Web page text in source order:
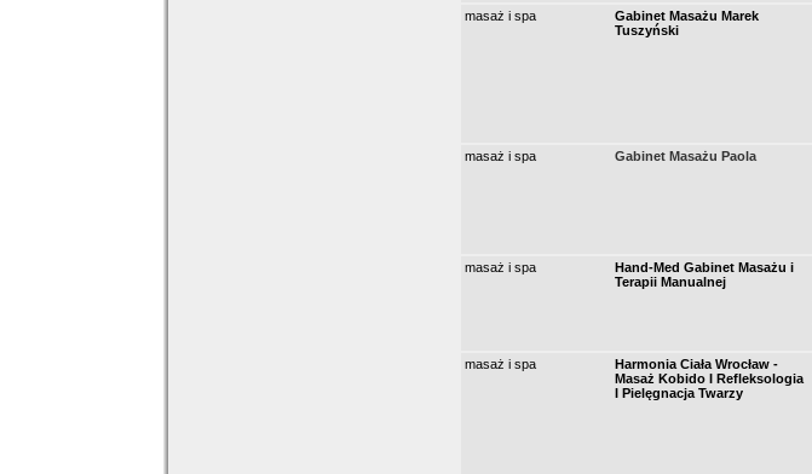
masaż i spa
Gabinet Masażu Marek
Tuszyński
masaż i spa
Gabinet Masażu Paola
masaż i spa
Hand-Med Gabinet Masażu i
Terapii Manualnej
masaż i spa
Harmonia Ciała Wrocław -
Masaż Kobido I Refleksologia
I Pielęgnacja Twarzy